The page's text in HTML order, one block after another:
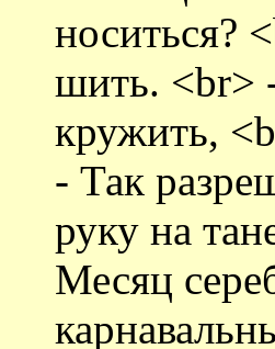
носиться?
шить. <br>
кружить,
- Так
руку на
Месяц